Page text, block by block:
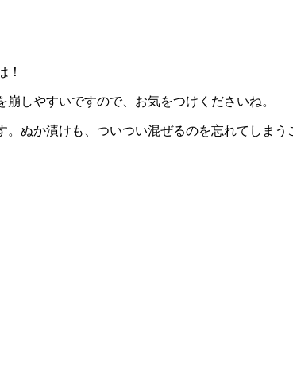
！
しやすいですので、お気をつけくださいね。
ぬか漬けも、ついつい混ぜるのを忘れてしまう